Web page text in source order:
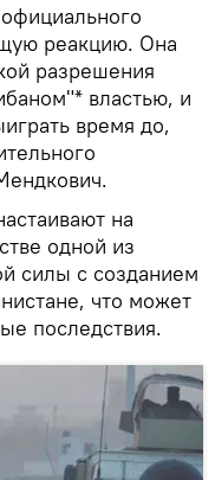
реакцию. Она
разрешения
властью, и
время до,
на
одной из
силы с созданием
что может
последствия.